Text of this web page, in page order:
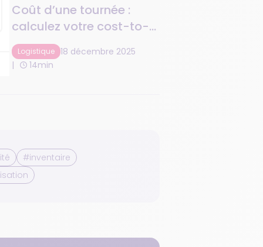
processus
Coût d’une tournée :
calculez votre cost-to-
serve
Logistique 18 décembre 2025
14min
#inventaire